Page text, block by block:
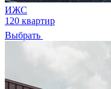
ИЖС
120 квартир
Выбрать